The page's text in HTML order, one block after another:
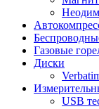
Газовые
Диски
USB